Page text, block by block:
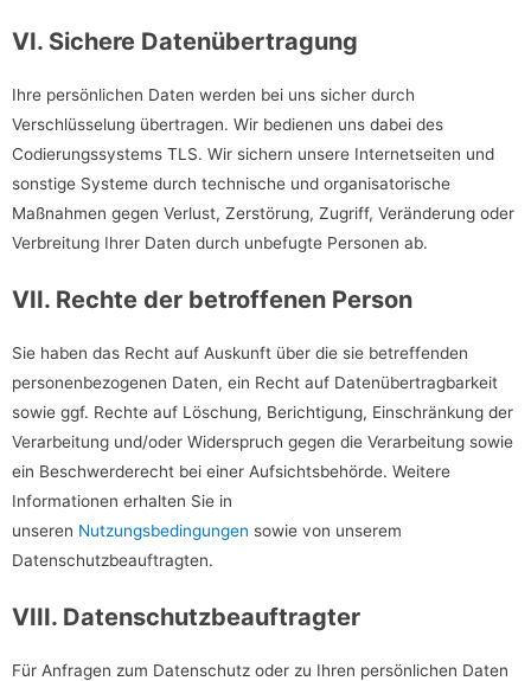
VI. Sichere Datenübertragung
Ihre persönlichen Daten werden bei uns sicher durch
Verschlüsselung übertragen. Wir bedienen uns dabei des
Codierungssystems TLS. Wir sichern unsere Internetseiten und
sonstige Systeme durch technische und organisatorische
Maßnahmen gegen Verlust, Zerstörung, Zugriff, Veränderung oder
Verbreitung Ihrer Daten durch unbefugte Personen ab.
VII. Rechte der betroffenen Person
Sie haben das Recht auf Auskunft über die sie betreffenden
personenbezogenen Daten, ein Recht auf Datenübertragbarkeit
sowie ggf. Rechte auf Löschung, Berichtigung, Einschränkung der
Verarbeitung und/oder Widerspruch gegen die Verarbeitung sowie
ein Beschwerderecht bei einer Aufsichtsbehörde. Weitere
Informationen erhalten Sie in
unseren Nutzungsbedingungen sowie von unserem
Datenschutzbeauftragten.
VIII. Datenschutzbeauftragter
Für Anfragen zum Datenschutz oder zu Ihren persönlichen Daten